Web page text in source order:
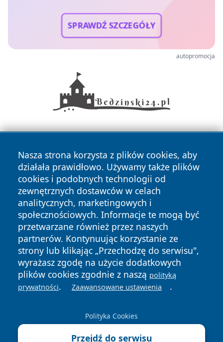
SPRAWDŹ SZCZEGÓŁY
autopromocja
Nasza strona korzysta z plików cookies, aby
działała prawidłowo. Używamy także plików
cookies i podobnych technologii od
zewnętrznych dostawców w celach
analitycznych, marketingowych i
społecznościowych. Informacje te mogą być
przetwarzane również przez naszych
partnerów. Kontynuując korzystanie ze
strony lub klikając „Przechodzę do serwisu",
wyrażasz zgodę na użycie dodatkowych
plików cookies zgodnie z naszą polityką
prywatności. Zaawansowane ustawienia .
Polityka Cookies
Przejdź do serwisu
Copyright © 2026 24piaseczno.pl Wszystkie prawa
zastrzeżone.
News Autorzy
Polityka
Prywatności
Polityka
Cookies